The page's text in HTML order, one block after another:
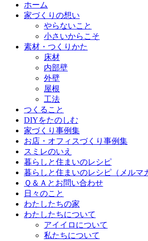
ホーム
家づくりの想い
やらないこと
小さいからこそ
素材・つくりかた
床材
内部壁
外壁
屋根
工法
つくること
DIYをたのしむ
家づくり事例集
お店・オフィスづくり事例集
スミレのいえ
暮らしと住まいのレシピ
暮らしと住まいのレシピ（メルマ
Ｑ＆Ａとお問い合わせ
日々のこと
わたしたちの家
わたしたちについて
アイイロについて
私たちについて